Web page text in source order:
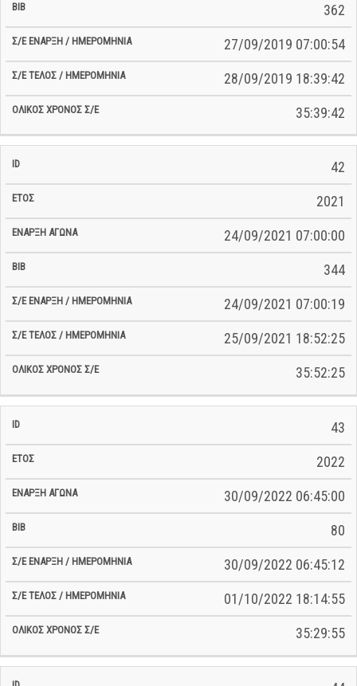
362
27/09/2019 07:00:54
28/09/2019 18:39:42
35:39:42
42
2021
24/09/2021 07:00:00
344
24/09/2021 07:00:19
25/09/2021 18:52:25
35:52:25
43
2022
30/09/2022 06:45:00
80
30/09/2022 06:45:12
01/10/2022 18:14:55
35:29:55